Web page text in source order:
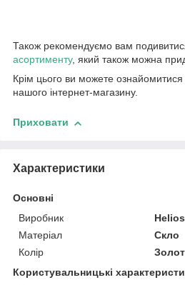
Також рекомендуємо вам
асортименту, який також можна
Крім цього ви можете ознайомитися
нашого інтернет-магазину.
Приховати
Характеристики
Основні
Виробник
Helios
Матеріал
Скло
Колір
Користувальницькі